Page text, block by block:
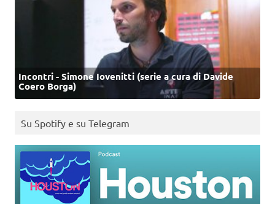
Incontri - Simone Iovenitti (serie a cura di Davide
Coero Borga)
Su Spotify e su Telegram